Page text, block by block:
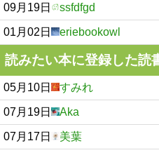
09月19日 ssfdfgd
01月02日 eriebookowl
読みたい本に登録した読
05月10日 すみれ
07月19日 Aka
07月17日 美葉